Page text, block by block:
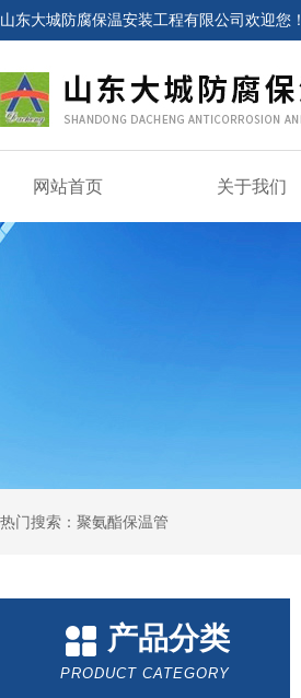
山东大城防腐保温安装工程有限公司欢迎您！
网站首页 关于我们
热门搜索：聚氨酯保温管
产品分类
PRODUCT CATEGORY